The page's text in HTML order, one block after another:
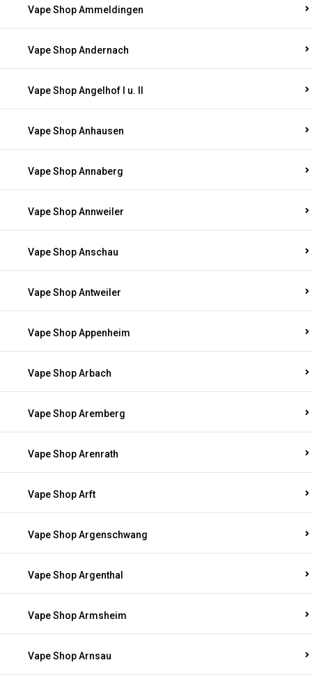
Vape Shop Ammeldingen
Vape Shop Andernach
Vape Shop Angelhof I u. II
Vape Shop Anhausen
Vape Shop Annaberg
Vape Shop Annweiler
Vape Shop Anschau
Vape Shop Antweiler
Vape Shop Appenheim
Vape Shop Arbach
Vape Shop Aremberg
Vape Shop Arenrath
Vape Shop Arft
Vape Shop Argenschwang
Vape Shop Argenthal
Vape Shop Armsheim
Vape Shop Arnsau